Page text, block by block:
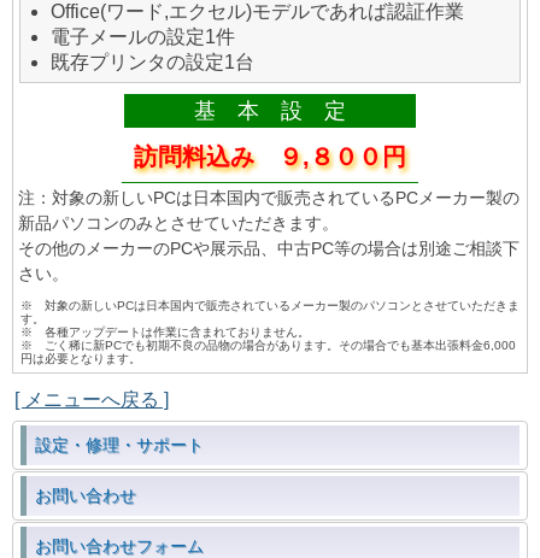
Office(ワード,エクセル)モデルであれば認証作業
電子メールの設定1件
既存プリンタの設定1台
基 本 設 定
訪問料込み ９,８００円
注：対象の新しいPCは日本国内で販売されているPCメーカー製の
新品パソコンのみとさせていただきます。
その他のメーカーのPCや展示品、中古PC等の場合は別途ご相談下
さい。
※ 対象の新しいPCは日本国内で販売されているメーカー製のパソコンとさせていただきま
す。
※ 各種アップデートは作業に含まれておりません。
※ ごく稀に新PCでも初期不良の品物の場合があります。その場合でも基本出張料金6,000
円は必要となります。
[ メニューへ戻る ]
設定・修理・サポート
お問い合わせ
お問い合わせフォーム